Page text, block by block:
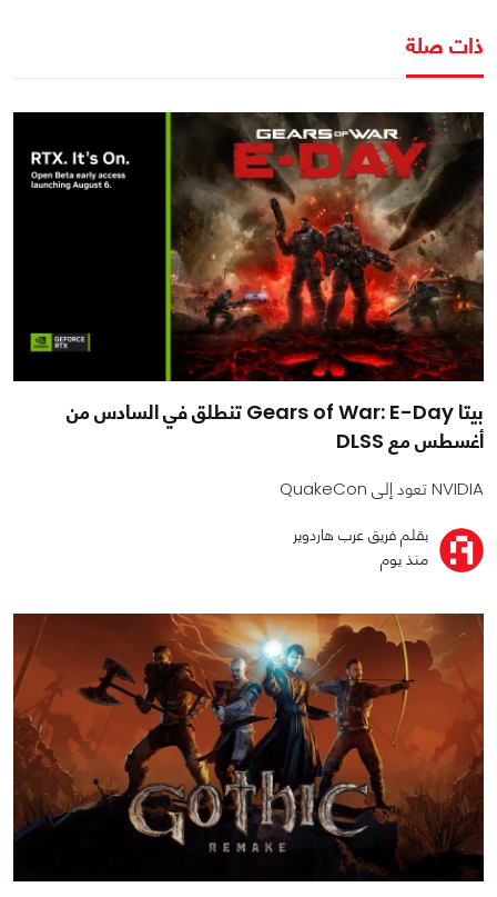
ذات صلة
بيتا Gears of War: E-Day تنطلق في السادس من
أغسطس مع DLSS
NVIDIA تعود إلى QuakeCon
بقلم فريق عرب هاردوير
منذ يوم